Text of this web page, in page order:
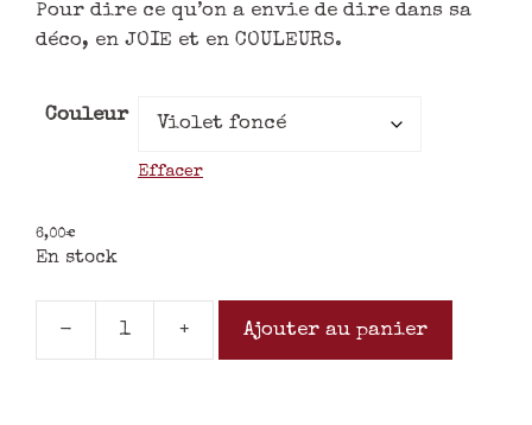
Pour dire ce qu’on a envie de dire dans sa
déco, en JOIE et en COULEURS.
Couleur
Effacer
6,00€
En stock
- + Ajouter au panier